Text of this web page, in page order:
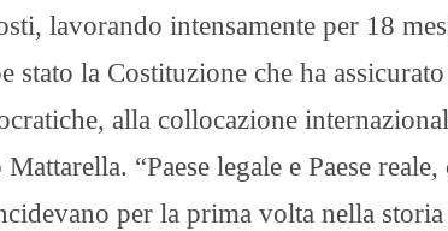
lavorando intensamente per 18
stato la Costituzione che ha
alla collocazione
Mattarella. “Paese legale e Paese
per la prima volta nella storia